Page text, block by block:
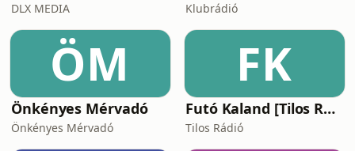
DLX MEDIA Klubrádió
ÖM
Önkényes Mérvadó
Önkényes Mérvadó
FK
Futó Kaland [Tilos Rádió podcast]
Tilos Rádió